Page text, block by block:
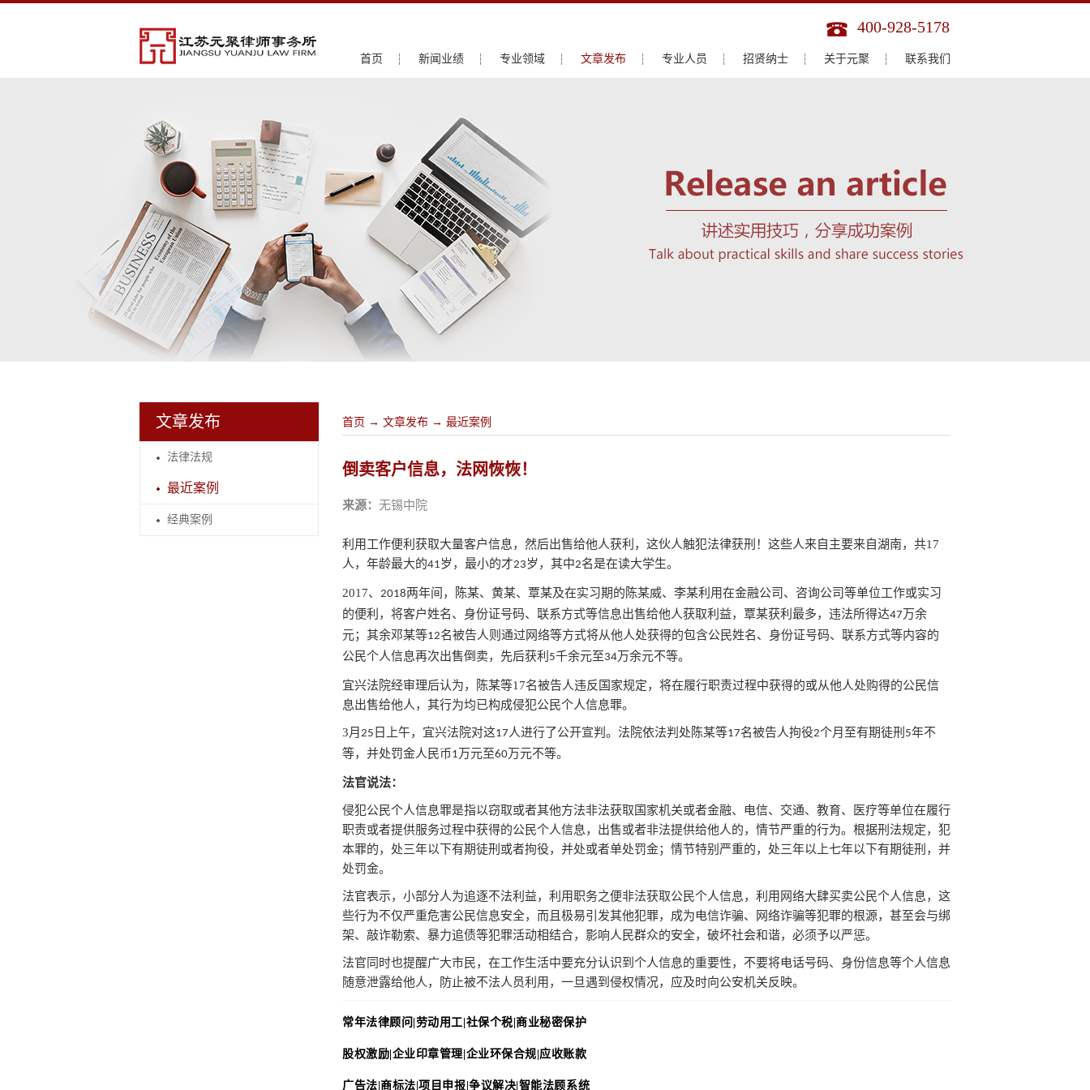
400-928-5178
首页 新闻业绩 专业领域 文章发布 专业人员 招贤纳士 关于元聚 联系我们
文章发布
法律法规
最近案例
经典案例
首页 → 文章发布 → 最近案例
倒卖客户信息，法网恢恢！
来源： 无锡中院
利用工作便利获取大量客户信息， 然后出售给他人获利 ， 这伙人触犯法律获刑！这些人来自主要来自湖南，共17
人，年龄最大的41岁，最小的才23岁，其中2名是在读大学生。
2017、 2018两年间，陈某、黄某、覃某及在实习期的陈某威、李某利用在金融公司、咨询公司等单位工作或实习
的便利，将客户姓名、身份证号码、联系方式等信息出售给他人获取利益，覃某获利最多，违法所得达47万余
元；其余邓某等12名被告人则通过网络等方式将从他人处获得的包含公民姓名、身份证号码、联系方式等内容的
公民个人信息再次出售倒卖，先后获利 5千余元至34万余元不等。
宜兴法院经审理后认为，陈某等17名被告人违反国家规定，将在履行职责过程中获得的或从他人处购得的公民信
息出售给他人，其行为均已构成侵犯公民个人信息罪。
3月 25 日上午，宜兴法院对这17 人进行了公开宣判。法院依法判处陈某等17名被告人拘役2个月至有期徒刑 5年不
等，并处罚金人民币1万元至60万元不等。
法官说法：
侵犯公民个人信息罪是指以窃取或者其他方法非法获取国家机关或者金融、电信、交通、教育、医疗等单位在履行
职责或者提供服务过程中获得的公民个人信息，出售或者非法提供给他人的，情节严重的行为。根据刑法规定，犯
本罪的，处三年以下有期徒刑或者拘役，并处或者单处罚金；情节特别严重的，处三年以上七年以下有期徒刑，并
处罚金。
法官表示，小部分人为追逐不法利益，利用职务之便非法获取公民个人信息，利用网络大肆买卖公民个人信息，这
些行为不仅严重危害公民信息安全，而且极易引发其他犯罪，成为电信诈骗、网络诈骗等犯罪的根源，甚至会与绑
架、敲诈勒索、暴力追债等犯罪活动相结合，影响人民群众的安全，破坏社会和谐，必须予以严惩。
法官同时也提醒广大市民，在工作生活中要充分认识到个人信息的重要性，不要将电话号码、身份信息等个人信息
随意泄露给他人，防止被不法人员利用，一旦遇到侵权情况，应及时向公安机关反映。
常年法律顾问|劳动用工|社保个税|商业秘密保护
股权激励|企业印章管理|企业环保合规|应收账款
广告法|商标法|项目申报|争议解决 智能法顾系统